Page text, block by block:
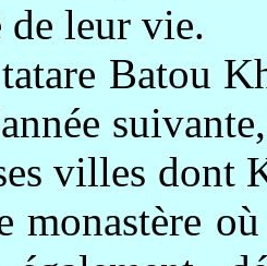
leur vie.
Batou
villes dont
monastère